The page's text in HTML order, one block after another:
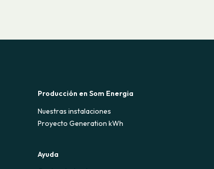
Producción en Som Energia
Nuestras instalaciones
Proyecto Generation kWh
Ayuda